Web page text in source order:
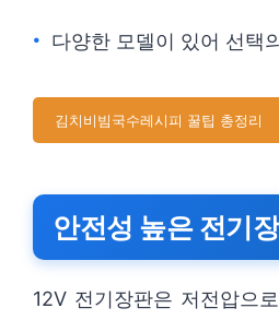
다양한 모델이 있어 선택
김치비빔국수레시피 꿀팁 총정리
안전성 높은 전기
12V 전기장판은 저전압으